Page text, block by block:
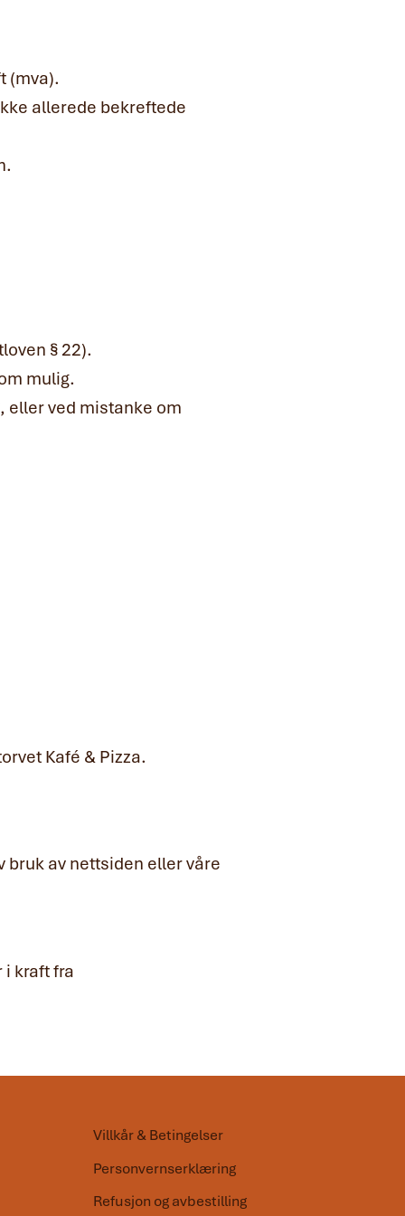
(mva).
allerede bekreftede
§ 22).
mulig.
eller ved mistanke om
Kafé & Pizza.
bruk av nettsiden eller våre
kraft fra
Villkår & Betingelser
Personvernserklæring
Refusjon og avbestilling